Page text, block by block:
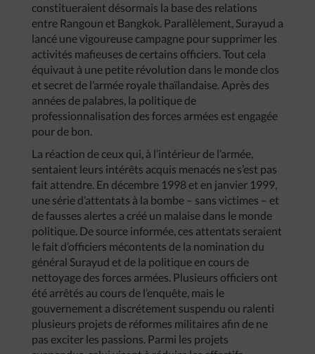
constitueraient désormais la base des relations
entre Rangoun et Bangkok. Parallèlement, Surayud a
lancé une vigoureuse campagne pour supprimer les
activités mafieuses de certains officiers. Tout cela
équivaut à une petite révolution dans le monde clos
et secret de l’armée royale thaïlandaise. Après des
années de palabres, la politique de
professionnalisation des forces armées est engagée
pour de bon.
La réaction de ceux qui, à l’intérieur de l’armée,
sentaient leurs intérêts acquis menacés ne s’est pas
fait attendre. En décembre 1998 et en janvier 1999,
une série d’attentats à la bombe – sans victimes – et
de fausses alertes a créé un malaise dans le monde
politique. De source informée, ces attentats seraient
le fait d’officiers mécontents de la nomination du
général Surayud et de la politique en cours de
nettoyage des forces armées. Plusieurs officiers ont
été arrêtés au cours de l’enquête, mais le
gouvernement a discrétement suspendu ou ralenti
plusieurs projets de réformes militaires afin de ne
pas exciter les passions. Parmi les projets